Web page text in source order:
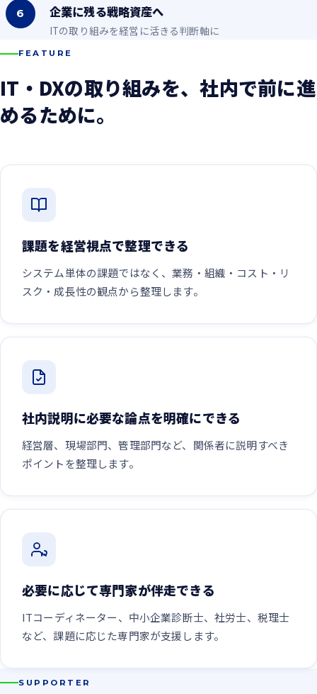
6 企業に残る戦略資産へ
ITの取り組みを経営に活きる判断軸に
FEATURE
IT・DXの取り組みを、社内で前に進
めるために。
課題を経営視点で整理できる
システム単体の課題ではなく、業務・組織・コスト・リ
スク・成長性の観点から整理します。
社内説明に必要な論点を明確にできる
経営層、現場部門、管理部門など、関係者に説明すべき
ポイントを整理します。
必要に応じて専門家が伴走できる
ITコーディネーター、中小企業診断士、社労士、税理士
など、課題に応じた専門家が支援します。
SUPPORTER